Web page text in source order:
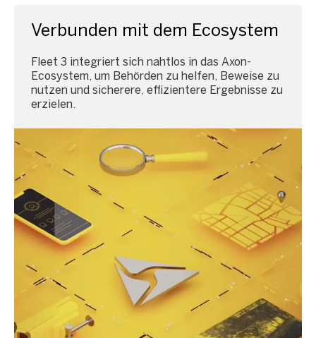
Verbunden mit dem Ecosystem
Fleet 3 integriert sich nahtlos in das Axon-
Ecosystem, um Behörden zu helfen, Beweise zu
nutzen und sicherere, effizientere Ergebnisse zu
erzielen.